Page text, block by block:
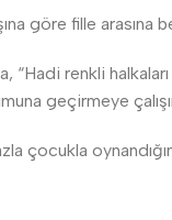
göre fille arasına
“Hadi renkli
geçirmeye
çocukla